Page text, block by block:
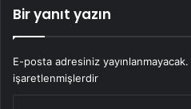
Bir yanıt yazın
E-posta adresiniz yayınlanmayacak.
işaretlenmişlerdir